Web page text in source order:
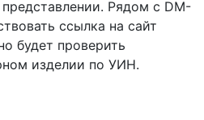
Рядом с DM-
ссылка на сайт
будет проверить
изделии по УИН.